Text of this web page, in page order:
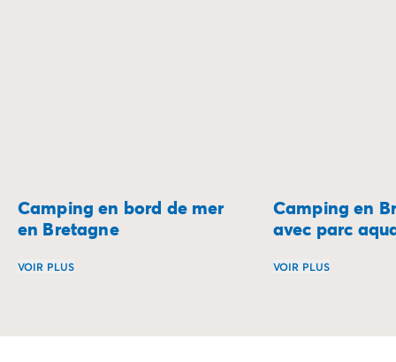
Camping en bord de mer
en Bretagne
VOIR PLUS
Camping en
avec parc
VOIR PLUS